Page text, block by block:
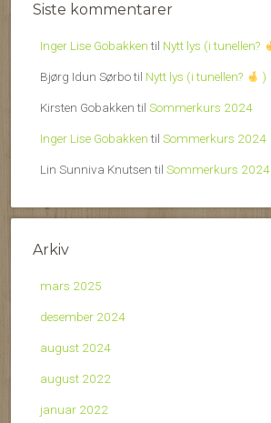
Siste kommentarer
Inger Lise Gobakkentil Nytt lys (i tunellen?
Bjørg Idun Sørbotil Nytt lys (i tunellen? )
Kirsten Gobakkentil Sommerkurs 2024
Inger Lise Gobakkentil Sommerkurs 2024
Lin Sunniva Knutsentil Sommerkurs 2024
Arkiv
mars 2025
desember 2024
august 2024
august 2022
januar 2022